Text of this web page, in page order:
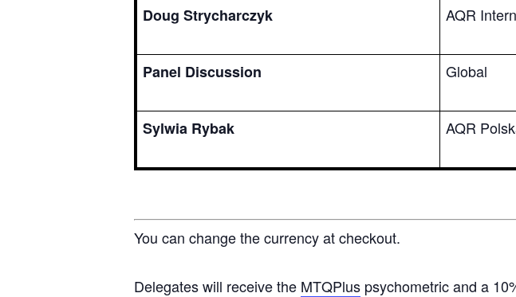
Doug Strycharczyk AQR
Panel Discussion Global
Sylwia Rybak AQR
You can change the currency at checkout.
Delegates will receive the MTQPlus psychometric and a